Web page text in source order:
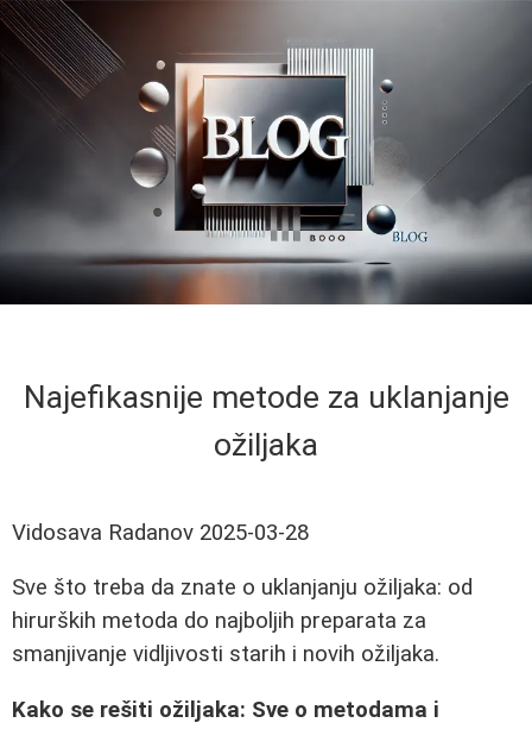
Najefikasnije metode za uklanjanje
ožiljaka
Vidosava Radanov 2025-03-28
Sve što treba da znate o uklanjanju ožiljaka: od
hirurških metoda do najboljih preparata za
smanjivanje vidljivosti starih i novih ožiljaka.
Kako se rešiti ožiljaka: Sve o metodama i